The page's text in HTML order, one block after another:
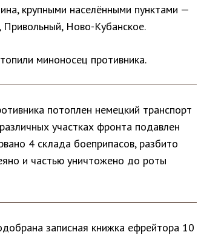
крупными населёнными пунктами —
Ново-Кубанское.
миноносец противника.
потоплен немецкий транспорт
участках фронта подавлен
4 склада боеприпасов, разбито
и частью уничтожено до роты
записная книжка ефрейтора 10